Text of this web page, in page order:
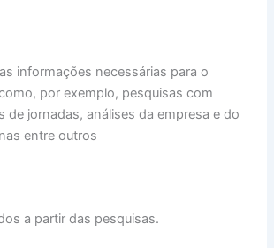
informações necessárias para o
por exemplo, pesquisas com
de jornadas, análises da empresa e do
entre outros
a partir das pesquisas.